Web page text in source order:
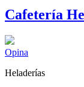
Cafetería
Opina
Heladerías